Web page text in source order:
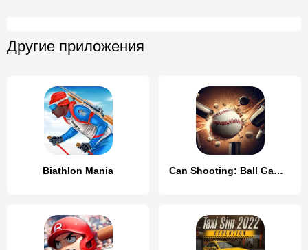
Другие приложения
Biathlon Mania Can Shooting: Ball Games